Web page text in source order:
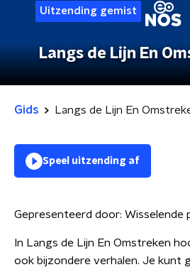
Uitzending gemist
Langs de Lijn En
Gids Langs de Lijn En
Speel uitzending af
Gepresenteerd door: Wisselende
In Langs de Lijn En Omstreken
ook bijzondere verhalen. Je kunt